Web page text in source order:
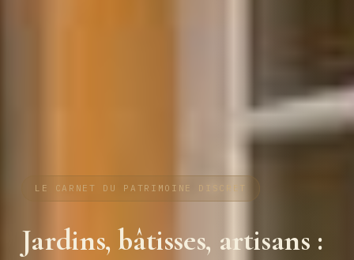
LE CARNET DU PATRIMOINE DISCRET
Jardins, bâtisses, artisans :